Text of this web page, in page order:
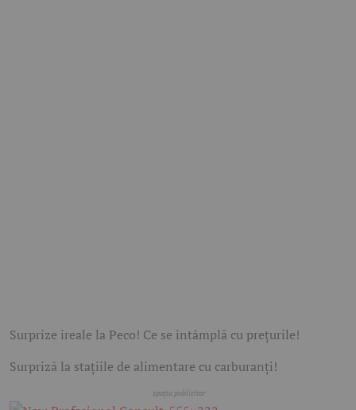
Surprize ireale la Peco! Ce se întâmplă cu prețurile!
Surpriză la stațiile de alimentare cu carburanți!